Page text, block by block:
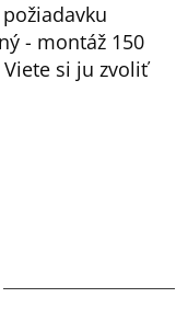
- montáž 150
si ju zvoliť